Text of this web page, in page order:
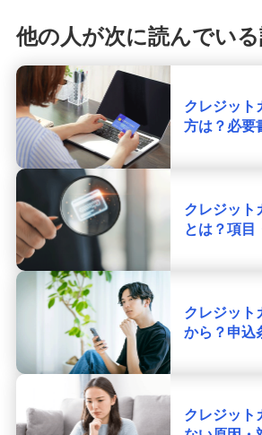
他の人が次に読んでい
クレジット
方は？必要
クレジット
とは？項目
クレジット
から？申込
クレジット